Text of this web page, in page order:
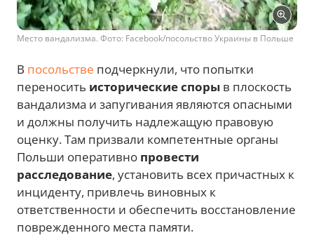
Место вандализма. Фото: Facebook/посольство Украины в Польше
В посольстве подчеркнули, что попытки
переносить исторические споры в плоскость
вандализма и запугивания являются опасными
и должны получить надлежащую правовую
оценку. Там призвали компетентные органы
Польши оперативно провести
расследование, установить всех причастных к
инциденту, привлечь виновных к
ответственности и обеспечить восстановление
поврежденного места памяти.